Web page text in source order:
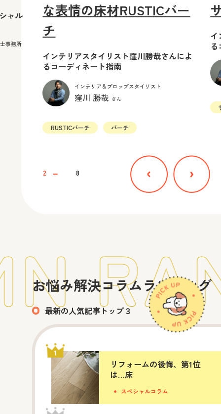
ャル
事務所
な表情の床材RUSTICバー
チ
インテリアスタイリスト窪川勝哉さんによ
るコーディネート指南
インテリア＆プロップスタイリスト
窪川 勝哉 さん
RUSTICバーチ バーチ
2 8
お悩み解決コラムランキング
最新の人気記事トップ３
リフォームの後悔、第1位
は…床
スペシャルコラム